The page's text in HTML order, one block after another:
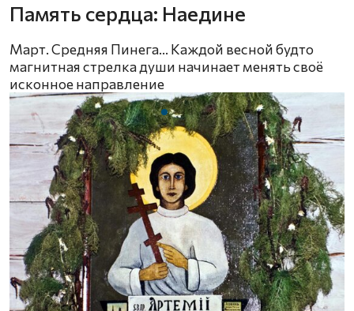
Память сердца: Наедине
Март. Средняя Пинега… Каждой весной будто
магнитная стрелка души начинает менять своё
исконное направление